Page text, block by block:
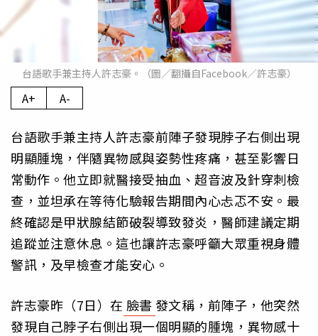
台語歌手兼主持人許志豪。（圖／翻攝自Facebook／許志豪）
A+ A-
台語歌手兼主持人許志豪前陣子發現脖子右側出現
明顯腫塊，伴隨異物感與姿勢性疼痛，甚至影響日
常動作。他立即就醫接受抽血、超音波及針穿刺檢
查，並坦承在等待化驗報告期間內心忐忑不安。最
終確認是甲狀腺結節破裂導致發炎，醫師建議定期
追蹤並注意休息。這也讓許志豪呼籲大眾重視身體
警訊，及早檢查才能安心。
許志豪昨（7日）在 臉書發文稱，前陣子，他突然
發現自己脖子右側出現一個明顯的腫塊，異物感十